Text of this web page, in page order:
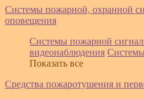
Системы пожарной, охранной
оповещения
Системы пожарной
видеонаблюдения
Показать все
Средства пожаротушения и